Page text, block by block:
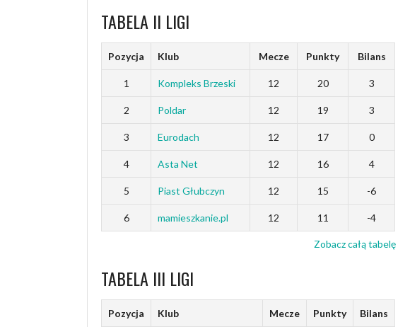
TABELA II LIGI
Pozycja Klub Mecze Punkty Bilans
1 Kompleks Brzeski 12 20 3
2 Poldar 12 19 3
3 Eurodach 12 17 0
4 Asta Net 12 16 4
5 Piast Głubczyn 12 15 -6
6 mamieszkanie.pl 12 11 -4
Zobacz całą tabelę
TABELA III LIGI
Pozycja Klub Mecze Punkty Bilans